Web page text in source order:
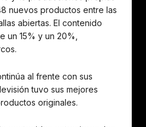
nuevos productos entre las
abiertas. El contenido
un 15% y un 20%,
al frente con sus
tuvo sus mejores
originales.